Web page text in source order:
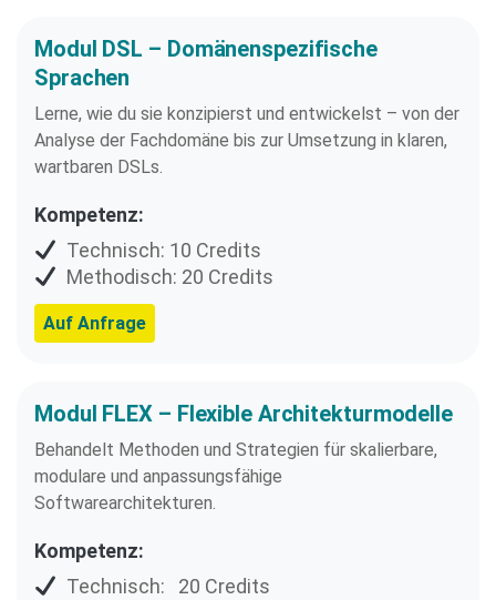
Modul DSL – Domänenspezifische
Sprachen
Lerne, wie du sie konzipierst und entwickelst – von der
Analyse der Fachdomäne bis zur Umsetzung in klaren,
wartbaren DSLs.
Kompetenz:
Technisch: 10 Credits
Methodisch: 20 Credits
Auf Anfrage
Modul FLEX – Flexible Architekturmodelle​
Behandelt Methoden und Strategien für skalierbare,
modulare und anpassungsfähige
Softwarearchitekturen.
Kompetenz:
Technisch: 20 Credits